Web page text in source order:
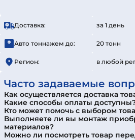
Доставка: за 1 день
Авто тоннажем до: 20 тонн
Регион: в любой
Часто задаваемые
Как осуществляется доставка
Какие способы оплаты
Кто может помочь с выбором
Выполняете ли вы монтаж
материалов?
Можно ли посмотреть товар